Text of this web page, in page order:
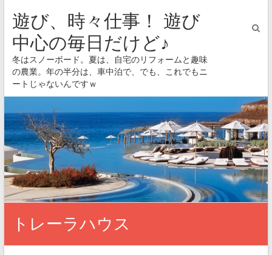
遊び、時々仕事！ 遊び
中心の毎日だけど♪
冬はスノーボード。夏は、自宅のリフォームと趣味
の農業。年の半分は、車中泊で、でも、これでもニ
ートじゃないんですｗ
トレーラハウス